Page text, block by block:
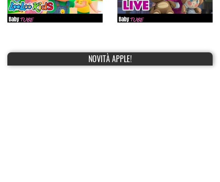
NOVITÀ APPLE!